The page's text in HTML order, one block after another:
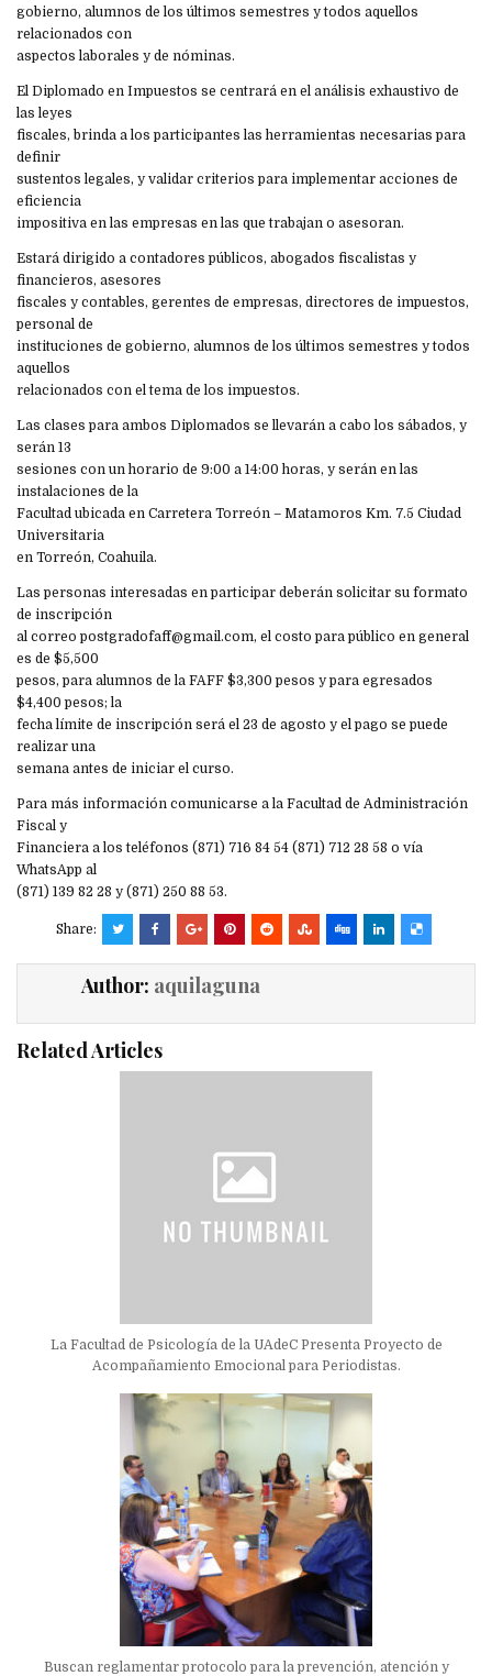
gobierno, alumnos de los últimos semestres y todos aquellos
relacionados con
aspectos laborales y de nóminas.
El Diplomado en Impuestos se centrará en el análisis exhaustivo de
las leyes
fiscales, brinda a los participantes las herramientas necesarias para
definir
sustentos legales, y validar criterios para implementar acciones de
eficiencia
impositiva en las empresas en las que trabajan o asesoran.
Estará dirigido a contadores públicos, abogados fiscalistas y
financieros, asesores
fiscales y contables, gerentes de empresas, directores de impuestos,
personal de
instituciones de gobierno, alumnos de los últimos semestres y todos
aquellos
relacionados con el tema de los impuestos.
Las clases para ambos Diplomados se llevarán a cabo los sábados, y
serán 13
sesiones con un horario de 9:00 a 14:00 horas, y serán en las
instalaciones de la
Facultad ubicada en Carretera Torreón – Matamoros Km. 7.5 Ciudad
Universitaria
en Torreón, Coahuila.
Las personas interesadas en participar deberán solicitar su formato
de inscripción
al correo postgradofaff@gmail.com, el costo para público en general
es de $5,500
pesos, para alumnos de la FAFF $3,300 pesos y para egresados
$4,400 pesos; la
fecha límite de inscripción será el 23 de agosto y el pago se puede
realizar una
semana antes de iniciar el curso.
Para más información comunicarse a la Facultad de Administración
Fiscal y
Financiera a los teléfonos (871) 716 84 54 (871) 712 28 58 o vía
WhatsApp al
(871) 139 82 28 y (871) 250 88 53.
Share:
Author: aquilaguna
Related Articles
La Facultad de Psicología de la UAdeC Presenta Proyecto de
Acompañamiento Emocional para Periodistas.
Buscan reglamentar protocolo para la prevención, atención y